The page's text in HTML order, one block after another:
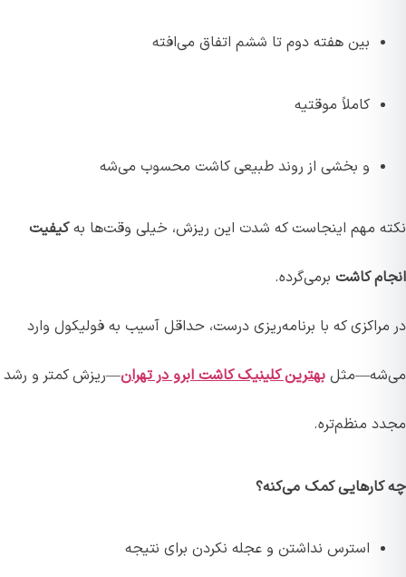
بین هفته دوم تا ششم اتفاق می‌افته
کاملاً موقتیه
و بخشی از روند طبیعی کاشت محسوب می‌شه
نکته مهم اینجاست که شدت این ریزش، خیلی وقت‌ها بهکیفیت
انجام کاشت برمی‌گرده.
در مراکزی که با برنامه‌ریزی درست، حداقل آسیب به فولیکول وارد
می‌شه—مثل بهترین کلینیک کاشت ابرو در تهران—ریزش کمتر و رشد
مجدد منظم‌تره.
چه کارهایی کمک می‌کنه؟
استرس نداشتن و عجله نکردن برای نتیجه